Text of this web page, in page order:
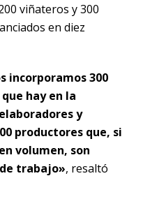
viñateros y 300
en diez
incorporamos 300
hay en la
y
productores que, si
volumen, son
trabajo», resaltó